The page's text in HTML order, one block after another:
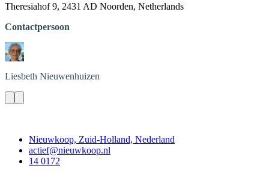
Theresiahof 9, 2431 AD Noorden, Netherlands
Contactpersoon
Liesbeth Nieuwenhuizen
Nieuwkoop, Zuid-Holland, Nederland
actief@nieuwkoop.nl
14 0172